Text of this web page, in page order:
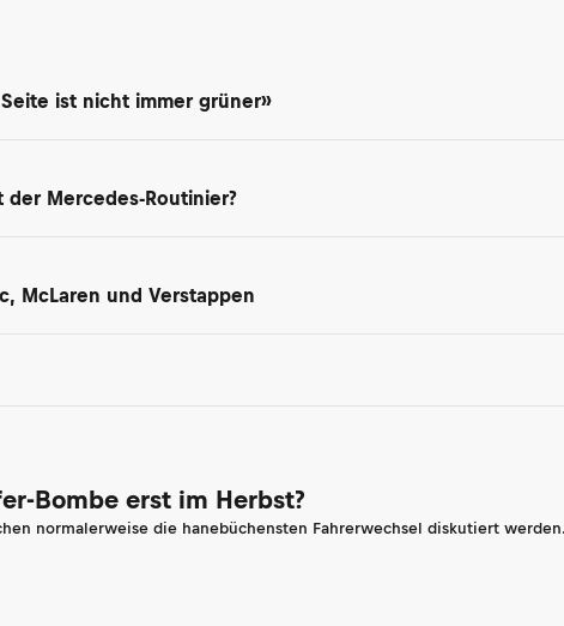
ist nicht immer grüner»
Mercedes-Routinier?
McLaren und Verstappen
Bombe erst im Herbst?
normalerweise die hanebüchensten Fahrerwechsel diskutiert